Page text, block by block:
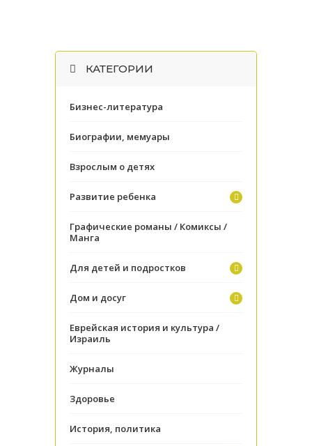
КАТЕГОРИИ
Бизнес-литература
Биографии, мемуары
Взрослым о детях
Развитие ребенка
Графические романы / Комиксы /
Манга
Для детей и подростков
Дом и досуг
Еврейская история и культура /
Израиль
Журналы
Здоровье
История, политика